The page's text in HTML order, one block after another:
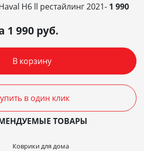
H6 ll рестайлинг 2021- 1 990
1 990 руб.
В корзину
в один клик
ТОВАРЫ
Коврики для дома